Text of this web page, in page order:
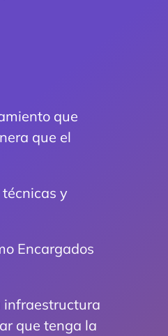
que
que el
y
Encargados
infraestructura
que tenga la